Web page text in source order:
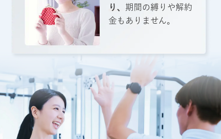
り、 期間の縛りや解約
金もありません。